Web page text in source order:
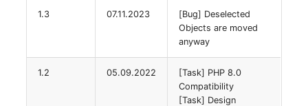
Schnittstelle
Schrank
Servicezuweisung
1.3 07.11.2023
[Bug] Deselected
Objects are moved
anyway
1.2 05.09.2022
[Task] PHP 8.0
Compatibility
[Task] Design